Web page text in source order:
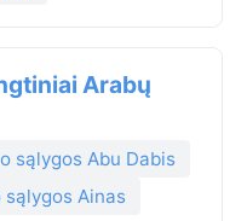
Arabų
sąlygos Abu Dabis
sąlygos Ainas